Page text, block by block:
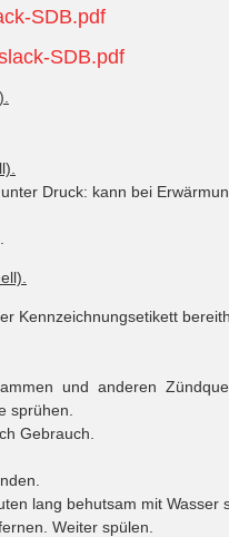
SDB.pdf
SDB.pdf
Druck: kann bei
Kennzeichnungsetikett
und anderen
sprühen.
Gebrauch.
lang behutsam mit Wasser
Weiter spülen.